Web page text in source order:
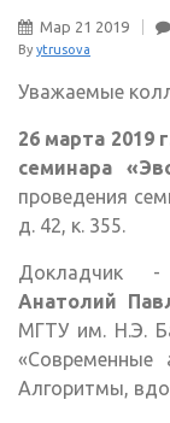
Мар 21 2019
By ytrusova
Уважаемые
26 марта 2019
семинара
проведения
д. 42, к. 355.
Докладчик
Анатолий
МГТУ им. Н.Э.
«Современные
Алгоритмы,